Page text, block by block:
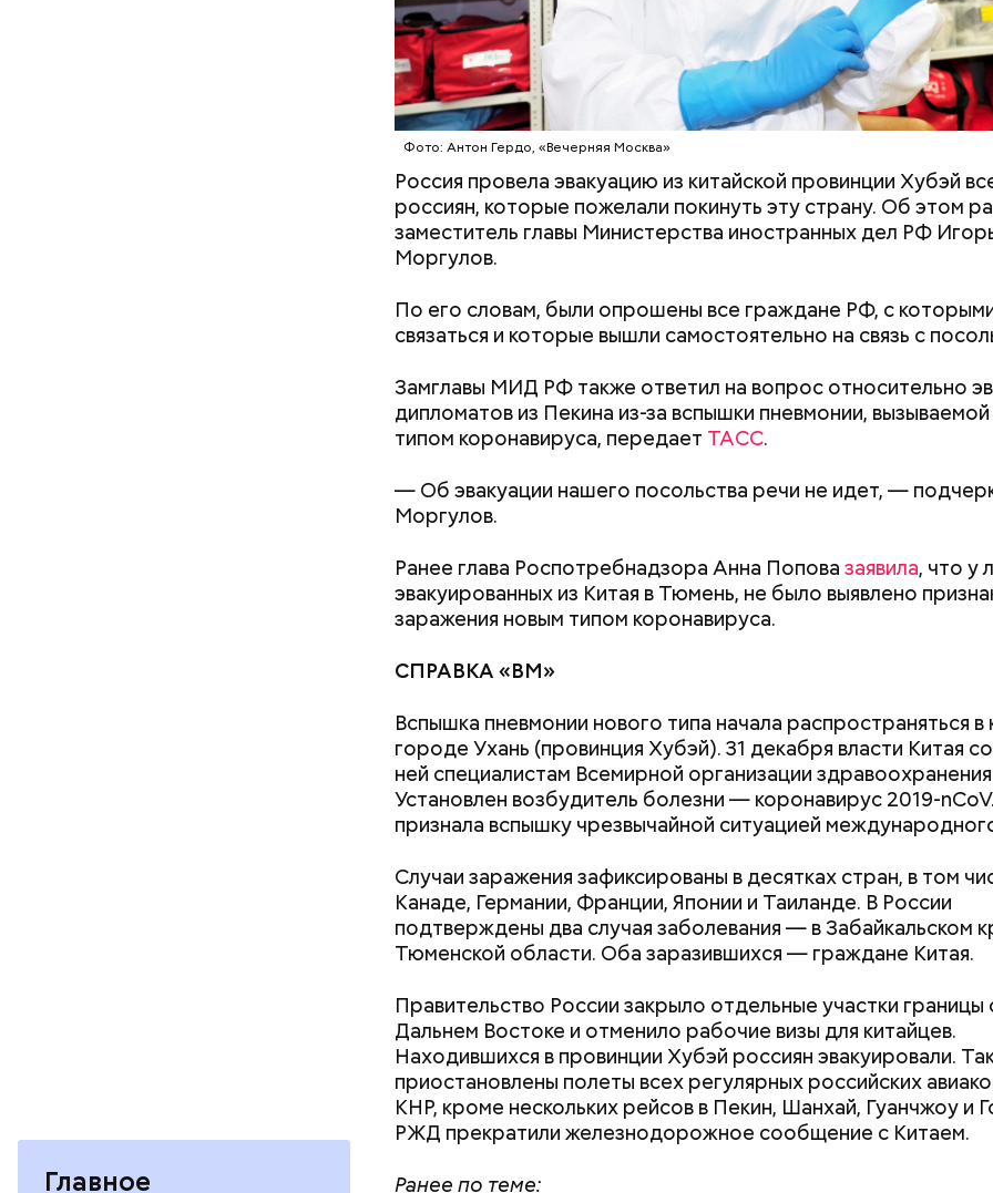
Главное
Фото: Антон Гердо, «Вечерняя Москва»
Россия провела эвакуацию из китайской провинции Хубэй
россиян, которые пожелали покинуть эту страну. Об этом
заместитель главы Министерства иностранных дел РФ
Моргулов.
По его словам, были опрошены все граждане РФ, с
связаться и которые вышли самостоятельно на связь с
Замглавы МИД РФ также ответил на вопрос относительно
дипломатов из Пекина из-за вспышки пневмонии,
типом коронавируса, передает ТАСС.
— Об эвакуации нашего посольства речи не идет, —
Моргулов.
Ранее глава Роспотребнадзора Анна Попова заявила, что у
эвакуированных из Китая в Тюмень, не было выявлено
заражения новым типом коронавируса.
СПРАВКА «ВМ»
Вспышка пневмонии нового типа начала распространяться в
городе Ухань (провинция Хубэй). 31 декабря власти Китая
ней специалистам Всемирной организации
Установлен возбудитель болезни — коронавирус 2019-
признала вспышку чрезвычайной ситуацией
Случаи заражения зафиксированы в десятках стран, в том
Канаде, Германии, Франции, Японии и Таиланде. В России
подтверждены два случая заболевания — в Забайкальском
Тюменской области. Оба заразившихся — граждане Китая.
Правительство России закрыло отдельные участки границы
Дальнем Востоке и отменило рабочие визы для китайцев.
Находившихся в провинции Хубэй россиян эвакуировали.
приостановлены полеты всех регулярных российских
КНР, кроме нескольких рейсов в Пекин, Шанхай, Гуанчжоу и
РЖД прекратили железнодорожное сообщение с Китаем.
Ранее по теме:
Как гласит предание, совершая паломничество в
разбушевавшееся море.
А еще, удержав меч палача, святой Николай спас от смерти
мужей, невинно осужденных корыстолюбивым
Как поменять батареи дома и
Как получить до 100 тысяч
трудной ситуации: кто может
документы